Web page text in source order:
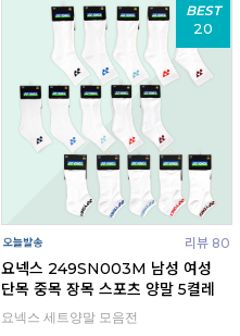
BEST
20
리뷰 80
요넥스 249SN003M 남성 여성
단목 중목 장목 스포츠 양말 5켤레
요넥스 세트양말 모음전